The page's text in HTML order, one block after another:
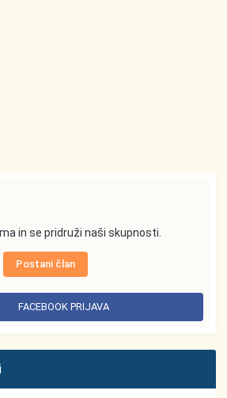
in se pridruži naši skupnosti.
Postani član
FACEBOOK PRIJAVA